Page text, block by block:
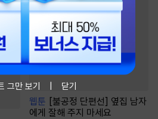
웹툰 [불공정 단편선] 옆집 남자
에게 잘해 주지 마세요
그만 보기 닫기